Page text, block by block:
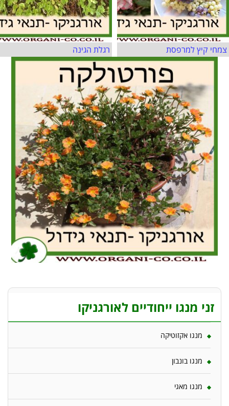
צמחי קיץ למרפסת רגלת הגינה
זני מנגו ייחודיים לאורגניקו
מנגו אקזוטיקה
מנגו בונבון
מנגו מאגי